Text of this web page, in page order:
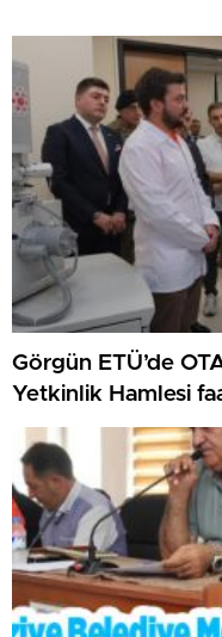
Görgün ETÜ’de
Yetkinlik Hamlesi